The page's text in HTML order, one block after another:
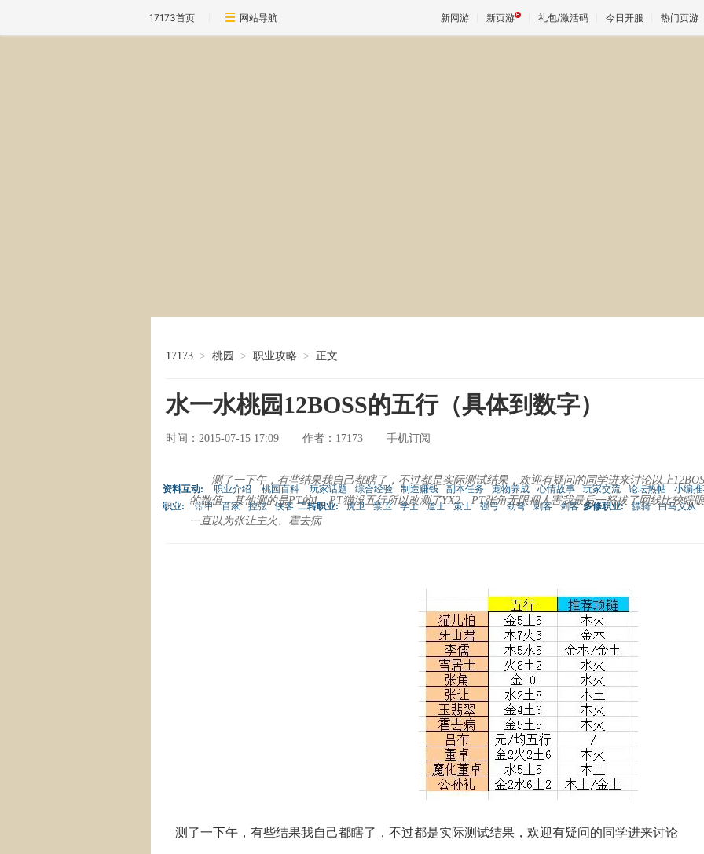
17173首页 网站导航 新网游 新页游 礼包/激活码 今日开服 热门页游
推荐专题
常用工具
资料互动: 职业介绍 桃园百科 玩家话题 综合经验 制造赚钱 副本任务 宠物养成 心情故事 玩家交流 论坛热帖
小编
职业:
带甲 百家 控弦 侠客 二转职业: 虎卫 禁卫 学士 道士 策士 强弓 劲弩 刺客 剑客 多修职业: 骠骑 白马义从
17173 > 桃园 > 职业攻略 > 正文
水一水桃园12BOSS的五行（具体到数字）
时间：2015-07-15 17:09 作者： 17173 手机订阅
测了一下午，有些结果我自己都瞎了，不过都是实际测试结果，欢迎有疑问的同学进来讨论以上
的数值，其他测的是PT的1、PT猫没五行所以改测了YX2、PT张角无限捆人害我最后一怒拔了网线比较瞎
一直以为张让主火、霍去病
测了一下午，有些结果我自己都瞎了，不过都是实际测试结果，欢迎有疑问的同学进来讨论